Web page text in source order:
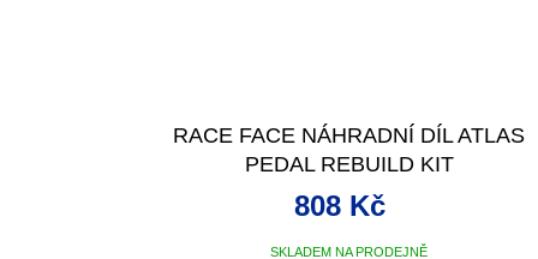
RACE FACE NÁHRADNÍ DÍL ATLAS
PEDAL REBUILD KIT
SKLADEM NA PRODEJNĚ
808 Kč